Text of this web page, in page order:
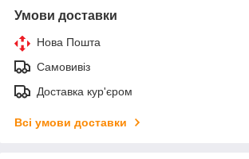
Умови доставки
Нова Пошта
Самовивіз
Доставка кур'єром
Всі умови доставки